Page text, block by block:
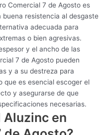
Comercial 7 de Agosto es
resistencia al desgaste
adecuada para
o bien agresivas.
y el ancho de las
7 de Agosto pueden
y a su destreza para
que es esencial escoger el
y asegurarse de que
necesarias.
Aluzinc en